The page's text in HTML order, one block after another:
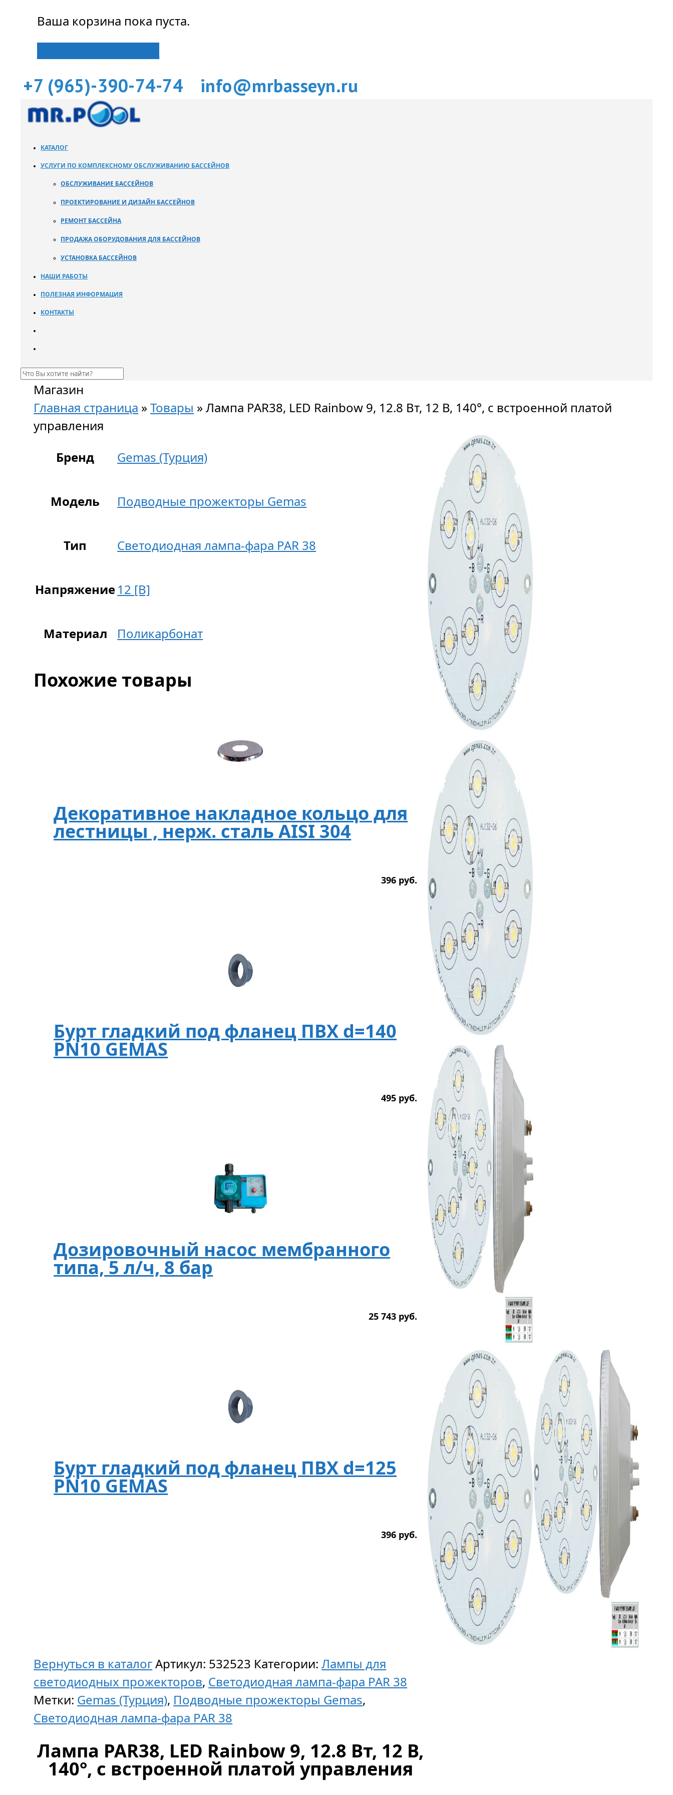
Ваша корзина пока пуста.
+7 (965)-390-74-74 info@mrbasseyn.ru
КАТАЛОГ
УСЛУГИ ПО КОМПЛЕКСНОМУ ОБСЛУЖИВАНИЮ БАССЕЙНОВ
ОБСЛУЖИВАНИЕ БАССЕЙНОВ
ПРОЕКТИРОВАНИЕ И ДИЗАЙН БАССЕЙНОВ
РЕМОНТ БАССЕЙНА
ПРОДАЖА ОБОРУДОВАНИЯ ДЛЯ БАССЕЙНОВ
УСТАНОВКА БАССЕЙНОВ
НАШИ РАБОТЫ
ПОЛЕЗНАЯ ИНФОРМАЦИЯ
КОНТАКТЫ
Магазин
Главная страница »Товары »Лампа PAR38, LED Rainbow 9, 12.8 Вт, 12 В, 140°, с встроенной платой
управления
Вернуться в каталогАртикул: 532523 Категории:Лампы для
светодиодных прожекторов, Светодиодная лампа-фара PAR 38
Метки: Gemas (Турция), Подводные прожекторы Gemas,
Светодиодная лампа-фара PAR 38
Лампа PAR38, LED Rainbow 9, 12.8 Вт, 12 В,
140°, с встроенной платой управления
Бренд Gemas (Турция)
Модель Подводные прожекторы Gemas
Тип Светодиодная лампа-фара PAR 38
Напряжение12 [В]
Материал Поликарбонат
Похожие товары
Декоративное накладное кольцо для
лестницы , нерж. сталь AISI 304
396 руб.
Бурт гладкий под фланец ПВХ d=140
PN10 GEMAS
495 руб.
Дозировочный насос мембранного
типа, 5 л/ч, 8 бар
25 743 руб.
Бурт гладкий под фланец ПВХ d=125
PN10 GEMAS
396 руб.